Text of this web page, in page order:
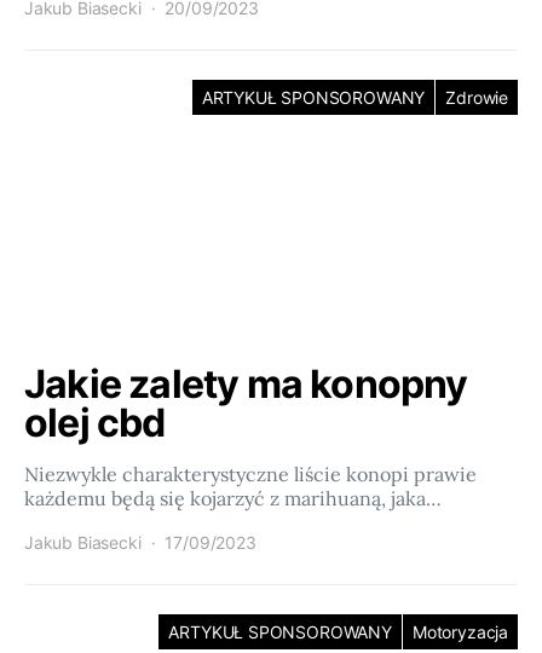
Jakub Biasecki 20/09/2023
ARTYKUŁ SPONSOROWANY Zdrowie
Jakie zalety ma konopny
olej cbd
Niezwykle charakterystyczne liście konopi prawie
każdemu będą się kojarzyć z marihuaną, jaka…
Jakub Biasecki 17/09/2023
ARTYKUŁ SPONSOROWANY Motoryzacja